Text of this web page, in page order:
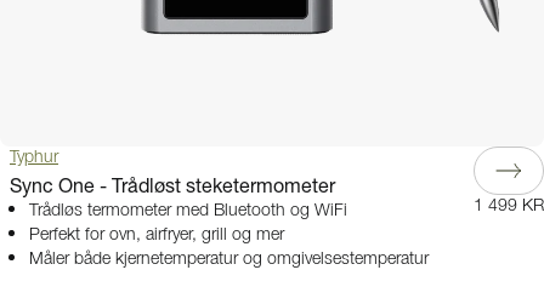
Typhur
Sync One - Trådløst steketermometer
Trådløs termometer med Bluetooth og WiFi
Perfekt for ovn, airfryer, grill og mer
Måler både kjernetemperatur og omgivelsestemperatur
1 499 KR